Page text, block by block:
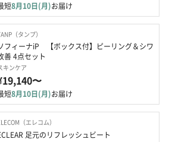
短8月10日(月)お届け
（タンプ）
フィーナiP　【ボックス付】ピーリング＆シワ
善 4点セット
キンケア
〜
短8月10日(月)お届け
（エレコム）
足元のリフレッシュビート